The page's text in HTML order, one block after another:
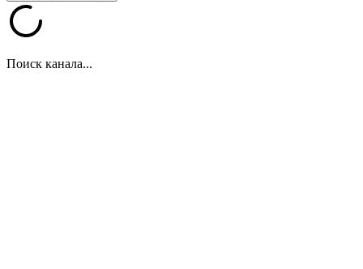
Поиск канала...